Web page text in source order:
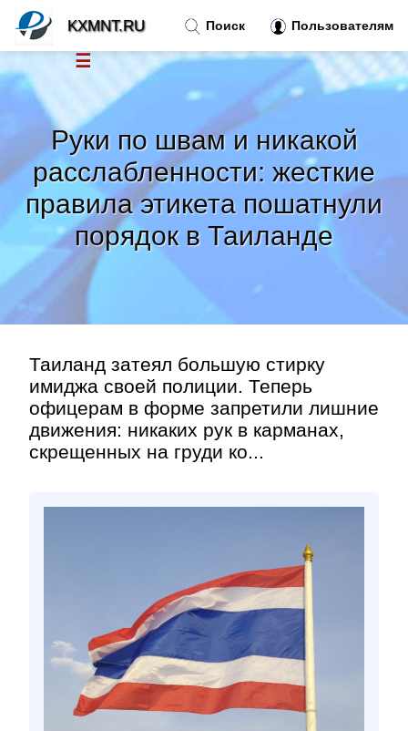
Руки по швам и никакой
расслабленности: жесткие
правила этикета пошатнули
порядок в Таиланде
Таиланд затеял большую стирку
имиджа своей полиции. Теперь
офицерам в форме запретили лишние
движения: никаких рук в карманах,
скрещенных на груди ко...
Поиск Пользователям
KXMNT.RU
☰
Тренды новостей
Рубрики»
Правила »